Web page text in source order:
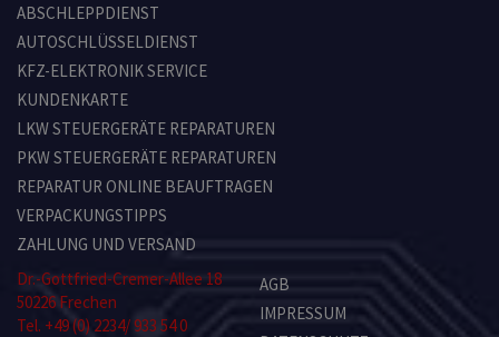
ABSCHLEPPDIENST
AUTOSCHLÜSSELDIENST
KFZ-ELEKTRONIK SERVICE
KUNDENKARTE
LKW STEUERGERÄTE REPARATUREN
PKW STEUERGERÄTE REPARATUREN
REPARATUR ONLINE BEAUFTRAGEN
VERPACKUNGSTIPPS
ZAHLUNG UND VERSAND
Dr.-Gottfried-Cremer-Allee 18
50226 Frechen
Tel. +49 (0) 2234/ 933 54 0
AGB
IMPRESSUM